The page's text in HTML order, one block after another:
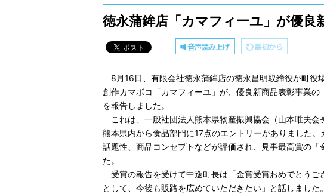
徳永蒲鉾店「カマフィーユ」が優良
8月16日、有限会社徳永蒲鉾店の徳永昌明取締役が町役
創作カマボコ「カマフィーユ」が、優良新商品表彰事業の
を報告しました。
これは、一般社団法人熊本県物産振興協会（山本唯夫会
熊本県内から食品部門に17点のエントリーがありました
話題性、商品コンセプトなどが評価され、見事最高賞の「
た。
受賞の報告を受けて中逸町長は「金賞受賞おめでとうご
として、今後も販路を広めていただきたい」と話しました。